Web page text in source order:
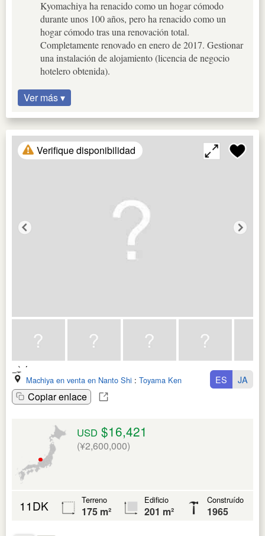
Kyomachiya ha renacido como un hogar cómodo
durante unos 100 años, pero ha renacido como un
hogar cómodo tras una renovación total.
Completamente renovado en enero de 2017. Gestionar
una instalación de alojamiento (licencia de negocio
hotelero obtenida).
Ver más ▾
Verifique disponibilidad
Machiya en venta en Nanto Shi : Toyama Ken
Copiar enlace
ES JA
USD $16,421
(¥2,600,000)
11DK Terreno
175 m²
Edificio
201 m²
Construído
1965